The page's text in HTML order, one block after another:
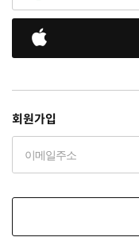
회원가입